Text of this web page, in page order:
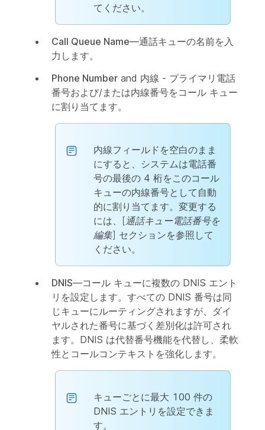
てください。
Call Queue Name—通話キューの名前を入
力します。
Phone Number and 内線 - プライマリ電話
番号および/または内線番号をコール キュー
に割り当てます。
内線フィールドを空白のまま
にすると、システムは電話番
号の最後の 4 桁をこのコール
キューの内線番号として自動
的に割り当てます。変更する
には、
[通話キュー電話番号を
編集] セクションを参照して
ください。
DNIS—コール キューに複数の DNIS エント
リを設定します。すべての DNIS 番号は同
じキューにルーティングされますが、ダイ
ヤルされた番号に基づく差別化は許可され
ます。DNIS は代替番号機能を代替し、柔軟
性とコールコンテキストを強化します。
キューごとに最大 100 件の
DNIS エントリを設定できま
す。